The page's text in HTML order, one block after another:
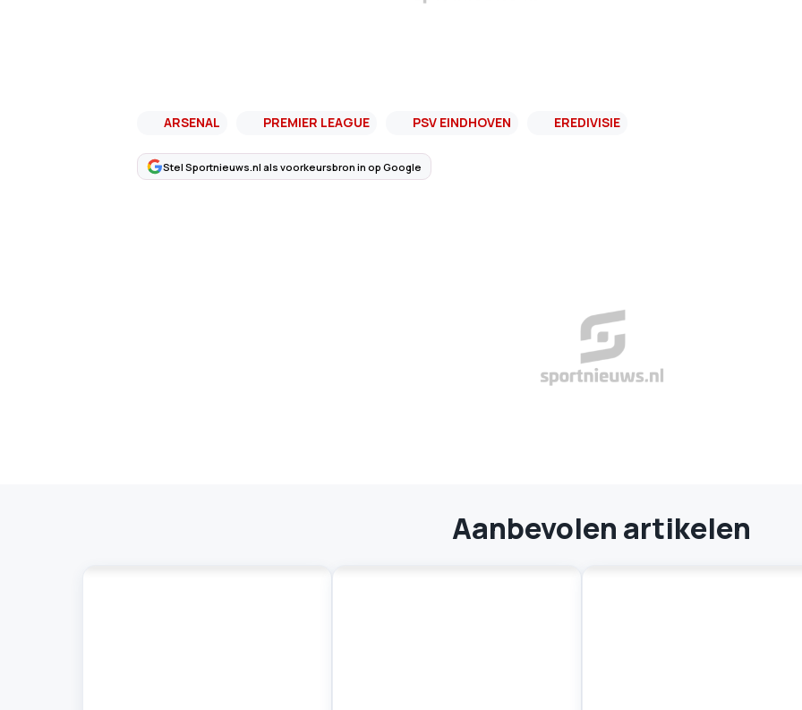
ARSENAL PREMIER LEAGUE PSV EINDHOVEN EREDIVISIE
Stel Sportnieuws.nl als voorkeursbron in op Google
Aanbevolen artikelen